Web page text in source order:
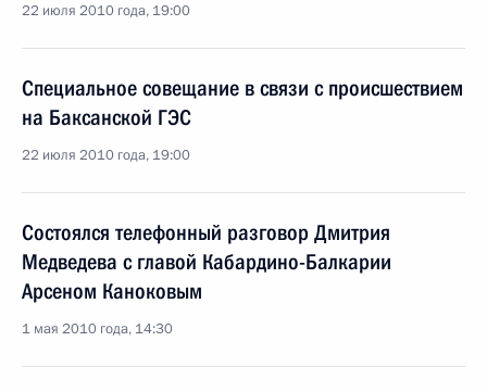
22 июля 2010 года, 19:00
Специальное совещание в связи с происшествием
на Баксанской ГЭС
22 июля 2010 года, 19:00
Состоялся телефонный разговор Дмитрия
Медведева с главой Кабардино-Балкарии
Арсеном Каноковым
1 мая 2010 года, 14:30